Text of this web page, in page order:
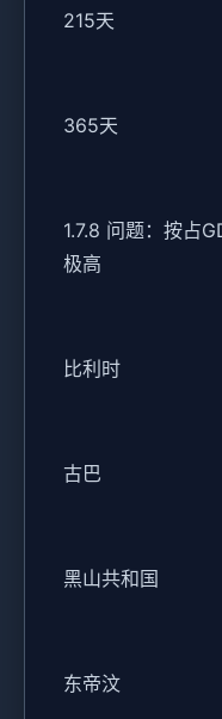
215天
365天
1.7.8 问题：按占
极高
比利时
古巴
黑山共和国
东帝汶